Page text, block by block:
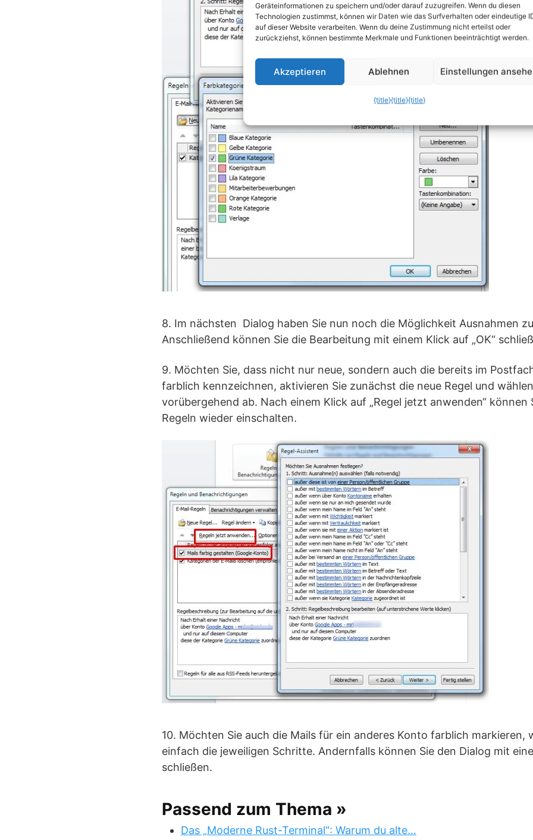
8. Im nächsten Dialog haben Sie nun noch die Möglichkeit Ausnahmen
Anschließend können Sie die Bearbeitung mit einem Klick auf „OK“
9. Möchten Sie, dass nicht nur neue, sondern auch die bereits im
farblich kennzeichnen, aktivieren Sie zunächst die neue Regel und
vorübergehend ab. Nach einem Klick auf „Regel jetzt anwenden“ können
Regeln wieder einschalten.
10. Möchten Sie auch die Mails für ein anderes Konto farblich markieren,
einfach die jeweiligen Schritte. Andernfalls können Sie den Dialog mit
schließen.
Passend zum Thema »
Das „Moderne Rust-Terminal“: Warum du alte…
Geräteinformationen zu speichern und/oder darauf zuzugreifen. Wenn du diesen
Technologien zustimmst, können wir Daten wie das Surfverhalten oder eindeutige
auf dieser Website verarbeiten. Wenn du deine Zustimmung nicht erteilst oder
zurückziehst, können bestimmte Merkmale und Funktionen beeinträchtigt werden.
Akzeptieren Ablehnen Einstellungen
{title}{title}{title}